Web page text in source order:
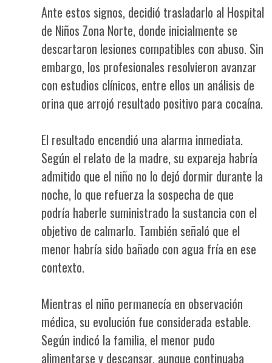
Ante estos signos, decidió trasladarlo al Hospital
de Niños Zona Norte, donde inicialmente se
descartaron lesiones compatibles con abuso. Sin
embargo, los profesionales resolvieron avanzar
con estudios clínicos, entre ellos un análisis de
orina que arrojó resultado positivo para cocaína.
El resultado encendió una alarma inmediata.
Según el relato de la madre, su expareja habría
admitido que el niño no lo dejó dormir durante la
noche, lo que refuerza la sospecha de que
podría haberle suministrado la sustancia con el
objetivo de calmarlo. También señaló que el
menor habría sido bañado con agua fría en ese
contexto.
Mientras el niño permanecía en observación
médica, su evolución fue considerada estable.
Según indicó la familia, el menor pudo
alimentarse y descansar, aunque continuaba